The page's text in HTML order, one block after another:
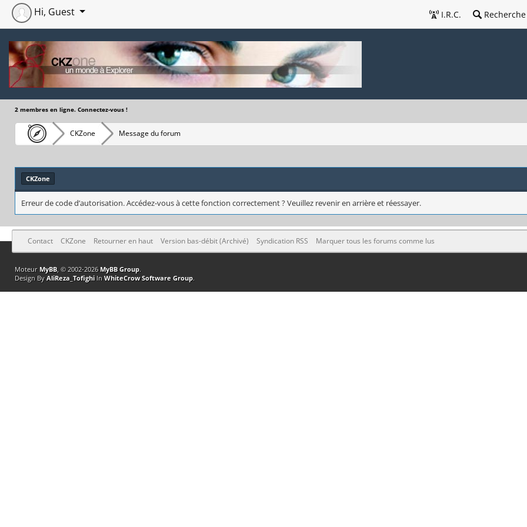
I.R.C. Recherche
Hi, Guest
2 membres en ligne. Connectez-vous !
CKZone Message du forum
CKZone
Erreur de code d’autorisation. Accédez-vous à cette fonction correctement ? Veuillez revenir en arrière et réessayer.
Contact CKZone Retourner en haut Version bas-débit (Archivé) Syndication RSS Marquer tous les forums comme lus
Moteur MyBB, © 2002-2026 MyBB Group.
Design By AliReza_TofighiIn WhiteCrow Software Group.